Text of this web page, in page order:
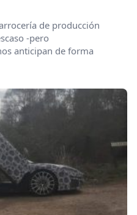
de producción
-pero
anticipan de forma